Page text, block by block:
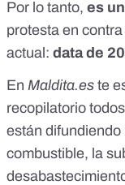
Por lo tanto, es
protesta en
actual: data de
En Maldita.es te
recopilatorio
están difundiendo
combustible, la